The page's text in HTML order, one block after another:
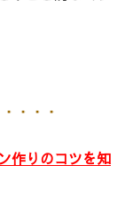
作りのコツを知